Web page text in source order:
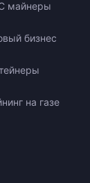
майнеры
бизнес
на газе